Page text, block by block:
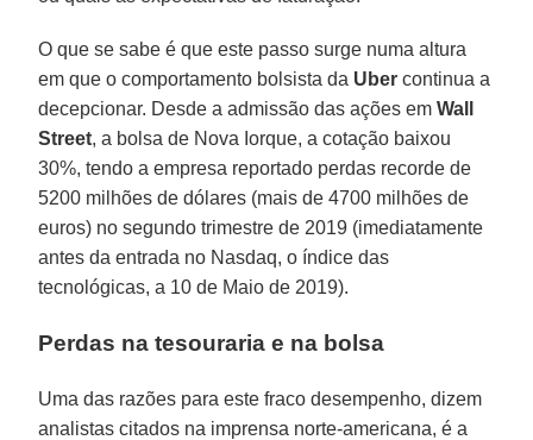
O que se sabe é que este passo surge numa altura
em que o comportamento bolsista da Uber continua a
decepcionar. Desde a admissão das ações emWall
Street, a bolsa de Nova Iorque, a cotação baixou
30%, tendo a empresa reportado perdas recorde de
5200 milhões de dólares (mais de 4700 milhões de
euros) no segundo trimestre de 2019 (imediatamente
antes da entrada no Nasdaq, o índice das
tecnológicas, a 10 de Maio de 2019).
Perdas na tesouraria e na bolsa
Uma das razões para este fraco desempenho, dizem
analistas citados na imprensa norte-americana, é a